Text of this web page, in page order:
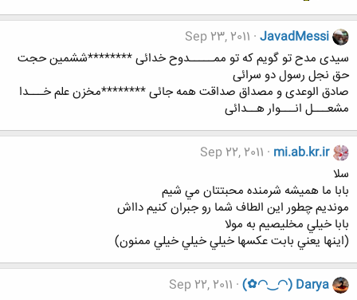
JavadMessi
Sep 23, 2011
سیدی مدح تو گویم که تو ممـــــدوح خدائی ********ششمین حجت
حق نجل رسول دو سرائی
صادق الوعدی و مصداق صداقت همه جائی ********مخزن علم خـــدا
مشعـــل انـــوار هــدائی
mi.ab.kr.ir
Sep 22, 2011
سلا
بابا ما هميشه شرمنده محبتتان مي شيم
مونديم چطور اين الطاف شما رو جبران كنيم دااش
بابا خيلي مخليصيم به مولا
(اينها يعني بابت عكسها خيلي خيلي خيلي ممنون)
(✿◠‿◠) Darya
Sep 22, 2011